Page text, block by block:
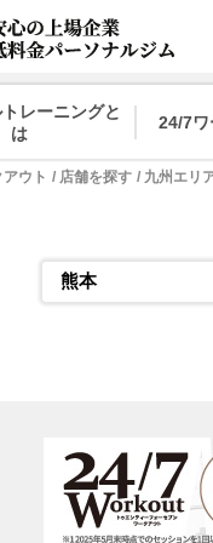
レーニングと
は
24/7ワ
ウト 店舗を探す 九州エリ
熊本